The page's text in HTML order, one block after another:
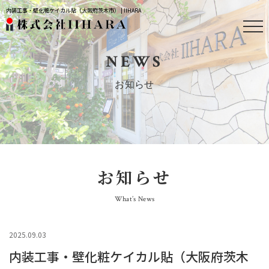
内装工事・壁化粧ケイカル貼（大阪府茨木市） | IIHARA
NEWS
お知らせ
お知らせ
What’s News
2025.09.03
内装工事・壁化粧ケイカル貼（大阪府茨木